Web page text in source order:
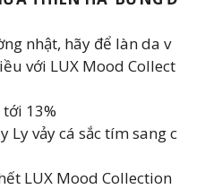
nhật, hãy để làn da v
với LUX Mood Collect
13%
Ly vảy cá sắc tím sang c
LUX Mood Collection